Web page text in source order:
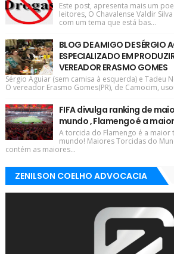
Este post, apresenta mais um
leitores, O Chavalense Valdir
com um tema que está bas...
BLOG DE AMIGO DE SÉRGIO
ESPECIALIZADO EM
VEREADOR ERASMO GOMES
Sérgio Aguiar (sem camisa à esquerda) e Tadeu
O vereador Erasmo Gomes(PR), de Camocim,
FIFA divulga ranking de
mundo , Flamengo é a
A torcida do Flamengo é a
mundo! Maiores Torcidas do
contém as maiores...
ZENILSON COELHO ADVOCACIA